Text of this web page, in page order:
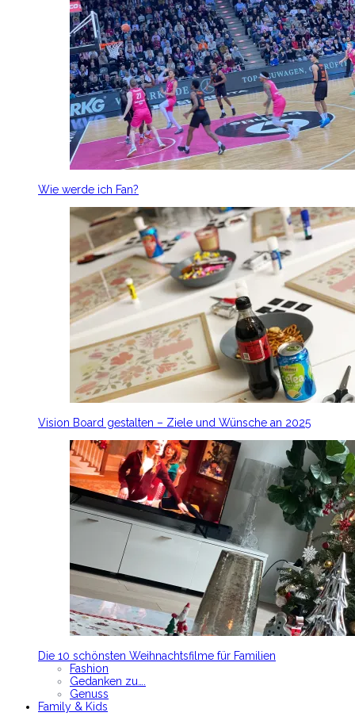
Wie werde ich Fan?
Vision Board gestalten – Ziele und Wünsche an 2025
Die 10 schönsten Weihnachtsfilme für Familien
Fashion
Gedanken zu….
Genuss
Family & Kids